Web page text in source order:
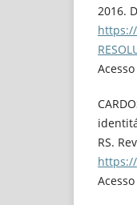
2016.
RS.